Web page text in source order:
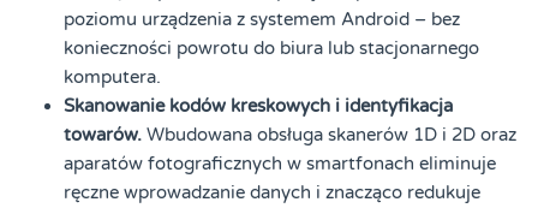
poziomu urządzenia z systemem Android – bez
konieczności powrotu do biura lub stacjonarnego
komputera.
Skanowanie kodów kreskowych i identyfikacja
towarów. Wbudowana obsługa skanerów 1D i 2D oraz
aparatów fotograficznych w smartfonach eliminuje
ręczne wprowadzanie danych i znacząco redukuje